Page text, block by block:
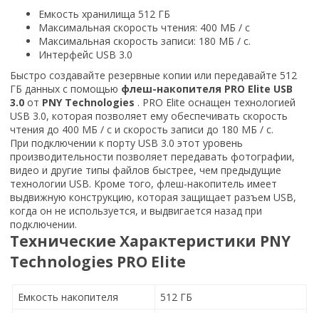
Емкость хранилища 512 ГБ
Максимальная скорость чтения: 400 МБ / с
Максимальная скорость записи: 180 МБ / с.
Интерфейс USB 3.0
Быстро создавайте резервные копии или передавайте 512
ГБ данных с помощью флеш-накопителя PRO Elite USB
3.0 от PNY Technologies . PRO Elite оснащен технологией
USB 3.0, которая позволяет ему обеспечивать скорость
чтения до 400 МБ / с и скорость записи до 180 МБ / с.
При подключении к порту USB 3.0 этот уровень
производительности позволяет передавать фотографии,
видео и другие типы файлов быстрее, чем предыдущие
технологии USB. Кроме того, флеш-накопитель имеет
выдвижную конструкцию, которая защищает разъем USB,
когда он не используется, и выдвигается назад при
подключении.
Технические Характеристики PNY
Technologies PRO Elite
Емкость накопителя 512 ГБ